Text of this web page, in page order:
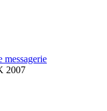
messagerie
2007